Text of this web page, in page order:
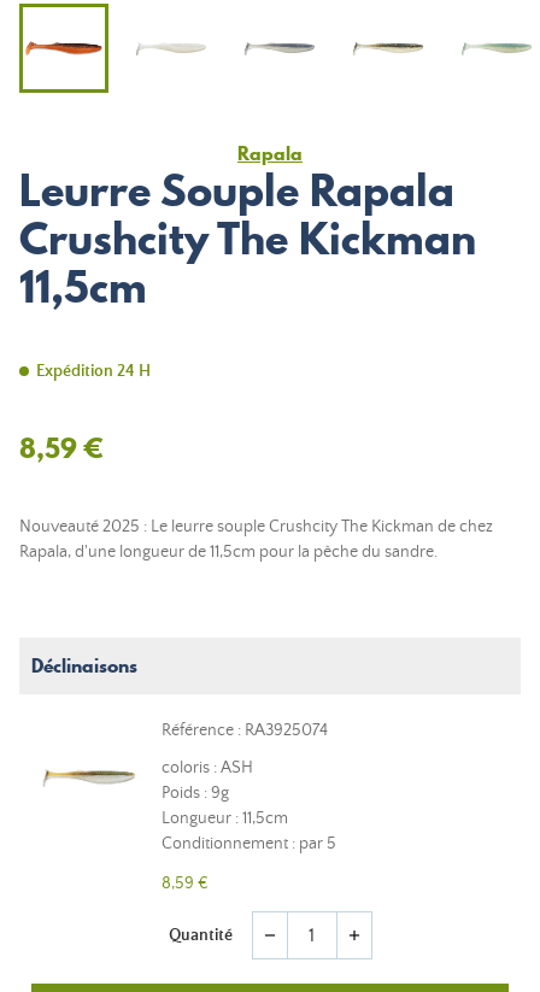
Rapala
Leurre Souple Rapala
Crushcity The Kickman
11,5cm
Expédition 24 H
8,59 €
Nouveauté 2025 : Le leurre souple Crushcity The Kickman de chez
Rapala, d'une longueur de 11,5cm pour la pêche du sandre.
Déclinaisons
Référence : RA3925074
coloris : ASH
Poids : 9g
Longueur : 11,5cm
Conditionnement : par 5
8,59 €
Quantité remove add